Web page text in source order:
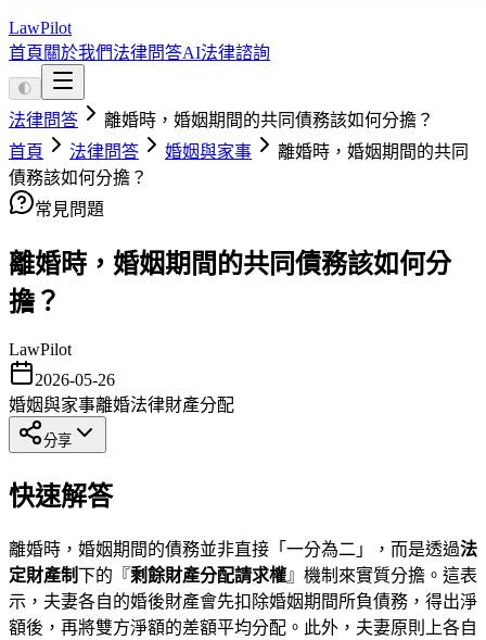
LawPilot
首頁 關於我們法律問答AI法律諮詢
🌓
法律問答
離婚時，婚姻期間的共同債務該如何分擔？
首頁
法律問答 婚姻與家事
離婚時，婚姻期間的共同
債務該如何分擔？
常見問題
離婚時，婚姻期間的共同債務該如何分
擔？
LawPilot
2026-05-26
婚姻與家事離婚法律財產分配
分享
快速解答
離婚時，婚姻期間的債務並非直接「一分為二」，而是透過法
定財產制下的『剩餘財產分配請求權』機制來實質分擔。這表
示，夫妻各自的婚後財產會先扣除婚姻期間所負債務，得出淨
額後，再將雙方淨額的差額平均分配。此外，夫妻原則上各自